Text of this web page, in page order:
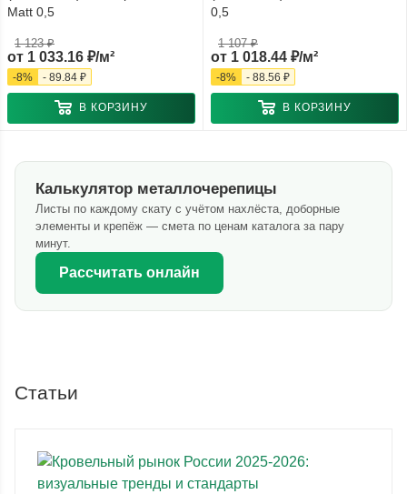
Matt 0,5
от 1 033.16 ₽/м²
1 123 ₽
-8% - 89.84 ₽
В КОРЗИНУ
0,5
от 1 018.44 ₽/м²
1 107 ₽
-8% - 88.56 ₽
В КОРЗИНУ
Калькулятор металлочерепицы
Листы по каждому скату с учётом нахлёста, доборные
элементы и крепёж — смета по ценам каталога за пару
минут.
Рассчитать онлайн
Статьи